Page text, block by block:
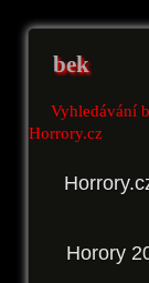
bek
Vyhledávání
Horrory.cz
Horory